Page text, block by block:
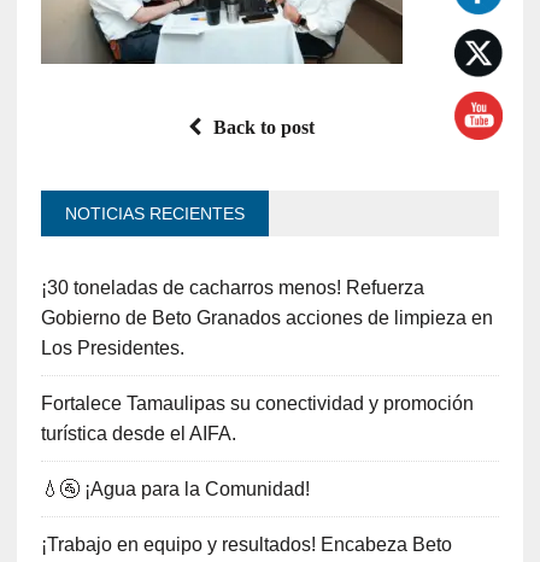
Back to post
NOTICIAS RECIENTES
¡30 toneladas de cacharros menos! Refuerza
Gobierno de Beto Granados acciones de limpieza en
Los Presidentes.
Fortalece Tamaulipas su conectividad y promoción
turística desde el AIFA.
💧🚰 ¡Agua para la Comunidad!
¡Trabajo en equipo y resultados! Encabeza Beto